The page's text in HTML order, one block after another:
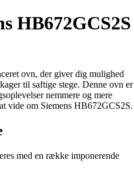
HB672GCS2S
ovn, der giver dig mulighed
til saftige stege. Denne ovn er
nemmere og mere
vide om Siemens HB672GCS2S.
med en række imponerende